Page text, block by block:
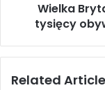
a
e
p
Wielka
tysięcy
Related